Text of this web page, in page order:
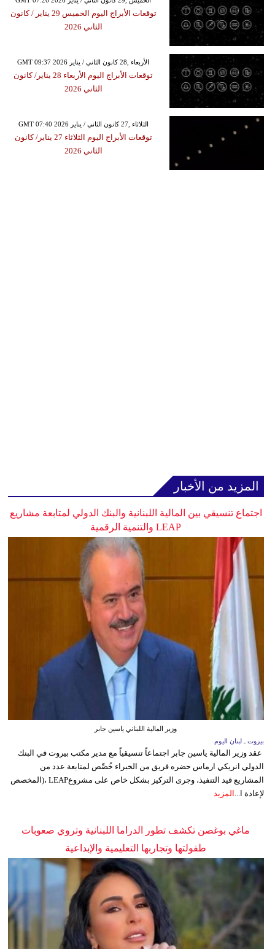
توقعات الأبراج​ اليوم الخميس 29 يناير / كانون
الثاني 2026
GMT 09:37 2026 الأربعاء ,28 كانون الثاني / يناير
توقعات الأبراج​ اليوم الأربعاء 28 يناير/ كانون
الثاني 2026
GMT 07:40 2026 الثلاثاء ,27 كانون الثاني / يناير
توقعات الأبراج​ اليوم الثلاثاء 27 يناير/ كانون
الثاني 2026
المزيد من الأخبار
اجتماع تنسيقي بين المالية اللبنانية والبنك الدولي لمتابعة مشاريع
LEAP والتنمية الرقمية
وزير المالية اللبناني ياسين جابر
بيروت ـ لبنان اليوم
عقد وزير المالية ياسين جابر اجتماعاً تنسيقياً مع مدير مكتب بيروت في البنك
الدولي انريكي ارماس حضره فريق من الخبراء خُصِّص لمتابعة عدد من
المشاريع قيد التنفيذ، وجرى التركيز بشكل خاص على مشروعLEAP ،(المخصص
لإعادة ا... المزيد
ماغي بوغصن تكشف تطور الدراما اللبنانية وتروي صعوبات
طفولتها وتجاربها التعليمية والإبداعية